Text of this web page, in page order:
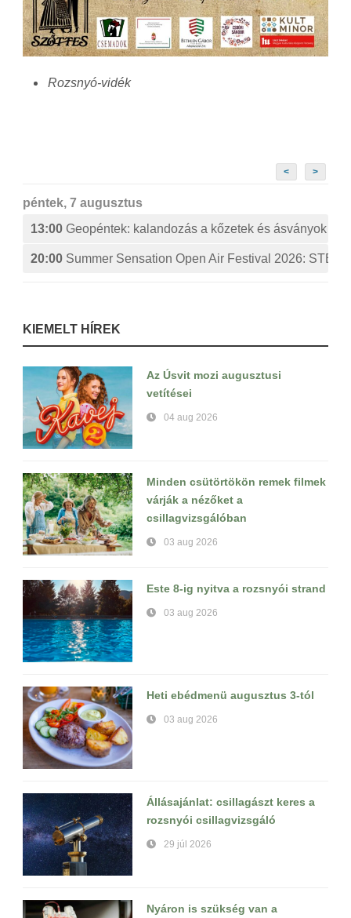
Rozsnyó-vidék
< >
péntek, 7 augusztus
13:00 Geopéntek: kalandozás a kőzetek és ásványok
20:00 Summer Sensation Open Air Festival 2026:
KIEMELT HÍREK
Az Úsvit mozi augusztusi
vetítései
04 aug 2026
Minden csütörtökön remek filmek
várják a nézőket a
csillagvizsgálóban
03 aug 2026
Este 8-ig nyitva a rozsnyói strand
03 aug 2026
Heti ebédmenü augusztus 3-tól
03 aug 2026
Állásajánlat: csillagászt keres a
rozsnyói csillagvizsgáló
29 júl 2026
Nyáron is szükség van a